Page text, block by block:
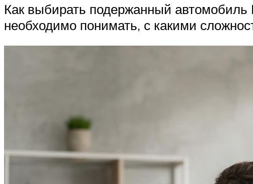
Как выбирать подержанный автомобиль
необходимо понимать, с какими